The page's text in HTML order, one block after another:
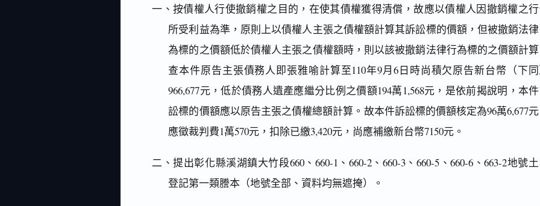
一、按債權人行使撤銷權之目的，在使其債權獲得清償，故應以債權人因撤銷權之
所受利益為準，原則上以債權人主張之債權額計算其訴訟標的價額，但被撤銷法
為標的之價額低於債權人主張之債權額時，則以該被撤銷法律行為標的之價額計算
查本件原告主張債務人即張雅喻計算至110年9月6日時尚積欠原告新台幣（下同
966,677元，低於債務人遺產應繼分比例之價額194萬1,568元，是依前揭說明，本
訟標的價額應以原告主張之債權總額計算。故本件訴訟標的價額核定為96萬6,677元
應徵裁判費1萬570元，扣除已繳3,420元，尚應補繳新台幣7150元。
二、提出彰化縣溪湖鎮大竹段660、660-1、660-2、660-3、660-5、660-6、663-2地號
登記第一類謄本（地號全部、資料均無遮掩）。